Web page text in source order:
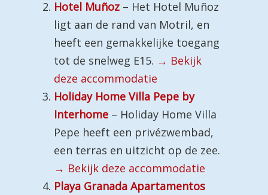
Hotel Muñoz– Het Hotel Muñoz
ligt aan de rand van Motril, en
heeft een gemakkelijke toegang
tot de snelweg E15. → Bekijk
deze accommodatie
Holiday Home Villa Pepe by
Interhome– Holiday Home Villa
Pepe heeft een privézwembad,
een terras en uitzicht op de zee.
→ Bekijk deze accommodatie
Playa Granada Apartamentos